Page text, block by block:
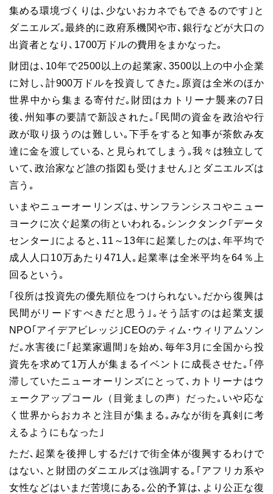
集める環境づくりは､少ないおカネでもできるのです｣と
ダニエルズ｡最終的に政府系機関や市､銀行などが大口の
出資者となり､1700万ドルの費用をまかなった｡
財団は､10年で2500以上の起業家､3500以上の中小企業
に対し､計900万ドルを投資してきた｡原資は全米のほか
世界中から集まる寄付だ｡財団はカトリーナ襲来の7日
後､州知事の要請で新設された｡｢民間の資金を政治や行
政が取り扱うのは難しい｡下手をすると知事が茶飲み友
達に金を渡している､と見られてしまう｡我々は独立して
いて､政治家など誰の指図も受けません｣とダニエルズは
言う｡
いまやニューオーリンズは､サンフランシスコやニュー
ヨークに次ぐ起業の街といわれる｡シンクタンク｢データ
センター｣によると､11～13年に起業したのは､年平均で
成人人口10万あたり471人｡起業率は全米平均を64％上
回るという｡
｢役所は投資先の優先順位をつけられない｡だから復興は
民間がリードすべきだと思う｣｡そう話すのは起業支援
NPO｢アイデアビレッジ｣CEOのティム･ウィリアムソン
だ｡水害後に｢起業家週間｣を始め､毎年3月に全国から投
資先を求めて1万人が集まるイベントに成長させた｡｢停
滞していたニューオーリンズにとって､カトリーナはウ
ェークアップコール（目覚ましの声）だった｡いや応な
く世界からおカネと注目が集まる｡みなが街を真剣に考
えるようにもなった｣
ただ､起業を後押しするだけで街全体が復興するわけで
はない､と財団のダニエルズは強調する｡｢アフリカ系や
女性などはいまだ苦境にある｡公的予算は､より公正な復